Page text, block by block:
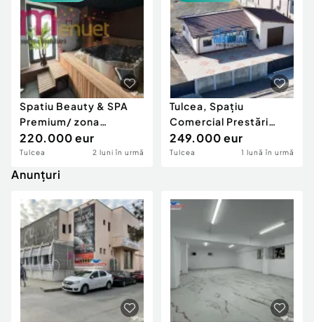
Servicii
Animale de companie
Afaceri și echipamente profesionale
Inchiriere Bunuri si Vehicule
Utilaje agricole si industriale
Piese auto si accesorii
Dacia Duster
Spatiu Beauty & SPA
Premium/ zona
Centrala-113mp/
Sauna,Jacuzzi,Terasa
220.000 eur
Tulcea 2 luni în urmă
Tulcea, Spațiu
Comercial Prestări
Servicii, Birouri
249.000 eur
Tulcea 1 lună în urmă
Anunțuri